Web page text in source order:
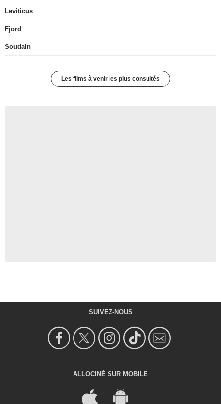
Leviticus
Fjord
Soudain
Les films à venir les plus consultés
SUIVEZ-NOUS
ALLOCINÉ SUR MOBILE